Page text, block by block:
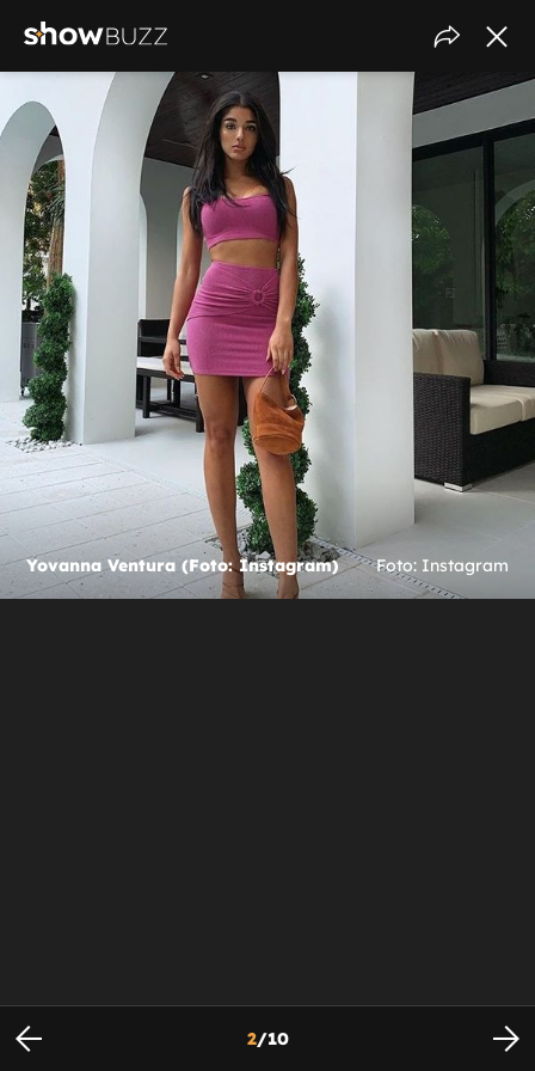
Yovanna Ventura (Foto: Instagram) Foto: Instagram
2/10